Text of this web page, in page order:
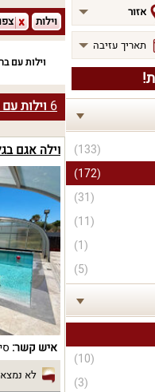
אזור
תאריך עזיבה
(133)
(172)
(31)
(11)
(1)
(5)
(10)
(3)
וילות
וילות עם
6וילות
וילה אגם
איש קשר:
לא